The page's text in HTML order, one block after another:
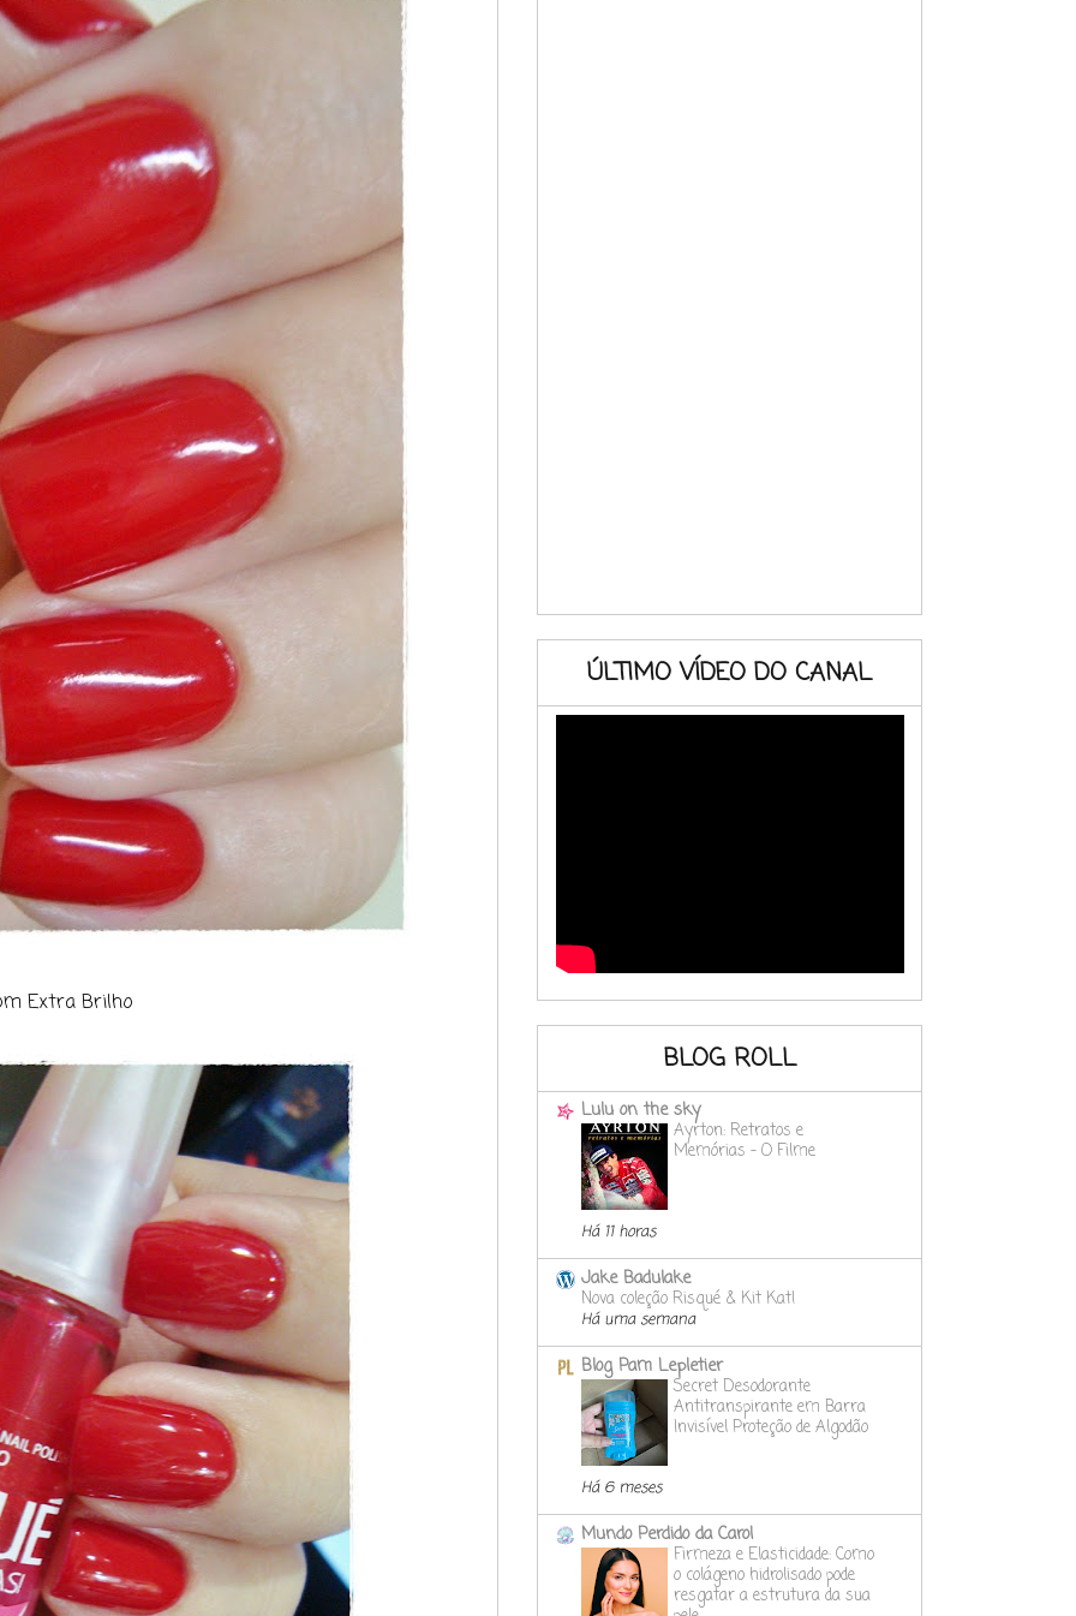
Extra Brilho
ÚLTIMO VÍDEO DO CANAL
BLOG ROLL
Lulu on the sky
Ayrton: Retratos e
Memórias - O Filme
Há 11 horas
Jake Badulake
Nova coleção Risqué & Kit Kat!
Há uma semana
Blog Pam Lepletier
Secret Desodorante
Antitranspirante em Barra
Invisível Proteção de Algodão
Há 6 meses
Mundo Perdido da Carol
Firmeza e Elasticidade: Como
o colágeno hidrolisado pode
resgatar a estrutura da sua